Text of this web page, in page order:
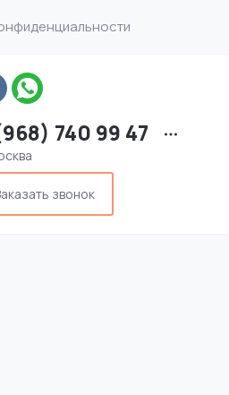
740 99 47
звонок